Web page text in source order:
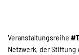
Veranstaltungsreihe
Netzwerk, der Stiftung